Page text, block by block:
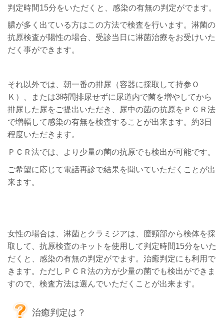
判定時間15分をいただくと、感染の有無の判定がでます。
膿が多く出ている方はこの方法で検査を行います。淋菌の
抗原検査が陽性の場合、受診当日に淋菌治療をお受けいた
だく事ができます。
それ以外では、朝一番の排尿（容器に採取して持参Ｏ
Ｋ）、または3時間排尿せずに尿道内で菌を増やしてから
排尿した尿をご提出いただき、尿中の菌の抗原をＰＣＲ法
で増幅して感染の有無を検査することが出来ます。約3日
程度いただきます。
ＰＣＲ法では、より少量の菌の抗原でも検出が可能です。
ご希望に応じて電話再診で結果を聞いていただくことが出
来ます。
女性の場合は、淋菌とクラミジアは、膣頸部から検体を採
取して、抗原検査のキットを使用して判定時間15分をいた
だくと、感染の有無の判定がでます。治癒判定にも利用で
きます。ただしＰＣＲ法の方が少量の菌でも検出ができま
すので、検査方法は選んでいただくことが出来ます。
治癒判定は？